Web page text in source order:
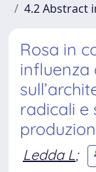
4.2 Abstract
Rosa in
influenza
radicali e
Ledda L;